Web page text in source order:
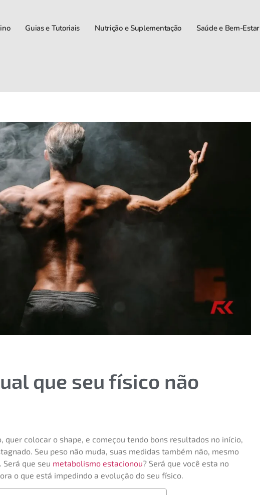
Guias e Tutoriais Nutrição e Suplementação Saúde e Bem-Estar
que seu físico não
quer colocar o shape, e começou tendo bons resultados no início,
Seu peso não muda, suas medidas também não, mesmo
que seu metabolismo estacionou? Será que você esta no
o que está impedindo a evolução do seu físico.